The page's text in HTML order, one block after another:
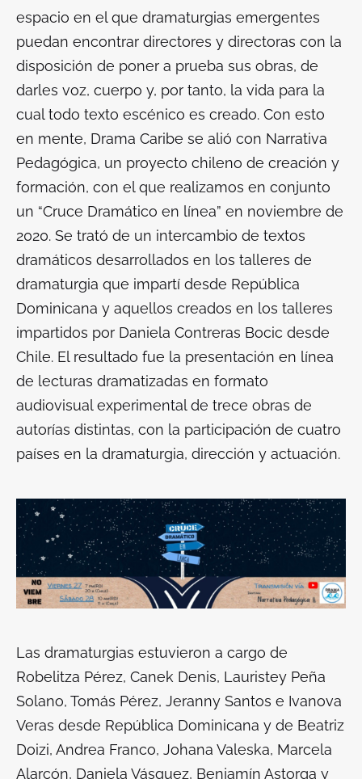
espacio en el que dramaturgias emergentes
puedan encontrar directores y directoras con la
disposición de poner a prueba sus obras, de
darles voz, cuerpo y, por tanto, la vida para la
cual todo texto escénico es creado. Con esto
en mente, Drama Caribe se alió con Narrativa
Pedagógica, un proyecto chileno de creación y
formación, con el que realizamos en conjunto
un “Cruce Dramático en línea” en noviembre de
2020. Se trató de un intercambio de textos
dramáticos desarrollados en los talleres de
dramaturgia que impartí desde República
Dominicana y aquellos creados en los talleres
impartidos por Daniela Contreras Bocic desde
Chile. El resultado fue la presentación en línea
de lecturas dramatizadas en formato
audiovisual experimental de trece obras de
autorías distintas, con la participación de cuatro
países en la dramaturgia, dirección y actuación.
Las dramaturgias estuvieron a cargo de
Robelitza Pérez, Canek Denis, Lauristey Peña
Solano, Tomás Pérez, Jeranny Santos e Ivanova
Veras desde República Dominicana y de Beatriz
Doizi, Andrea Franco, Johana Valeska, Marcela
Alarcón, Daniela Vásquez, Benjamín Astorga y